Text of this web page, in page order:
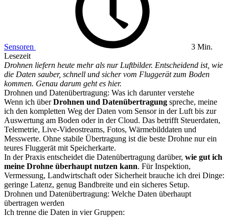
Sensoren
3 Min.
Lesezeit
Drohnen liefern heute mehr als nur Luftbilder. Entscheidend ist, wie
die Daten sauber, schnell und sicher vom Fluggerät zum Boden
kommen. Genau darum geht es hier.
Drohnen und Datenübertragung: Was ich darunter verstehe
Wenn ich überDrohnen und Datenübertragung spreche, meine
ich den kompletten Weg der Daten vom Sensor in der Luft bis zur
Auswertung am Boden oder in der Cloud. Das betrifft Steuerdaten,
Telemetrie, Live-Videostreams, Fotos, Wärmebilddaten und
Messwerte. Ohne stabile Übertragung ist die beste Drohne nur ein
teures Fluggerät mit Speicherkarte.
In der Praxis entscheidet die Datenübertragung darüber, wie gut ich
meine Drohne überhaupt nutzen kann. Für Inspektion,
Vermessung, Landwirtschaft oder Sicherheit brauche ich drei Dinge:
geringe Latenz, genug Bandbreite und ein sicheres Setup.
Drohnen und Datenübertragung: Welche Daten überhaupt
übertragen werden
Ich trenne die Daten in vier Gruppen: